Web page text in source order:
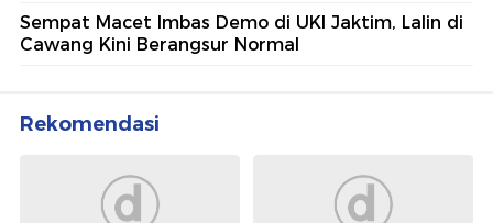
Sempat Macet Imbas Demo di UKI Jaktim, Lalin di
Cawang Kini Berangsur Normal
Rekomendasi